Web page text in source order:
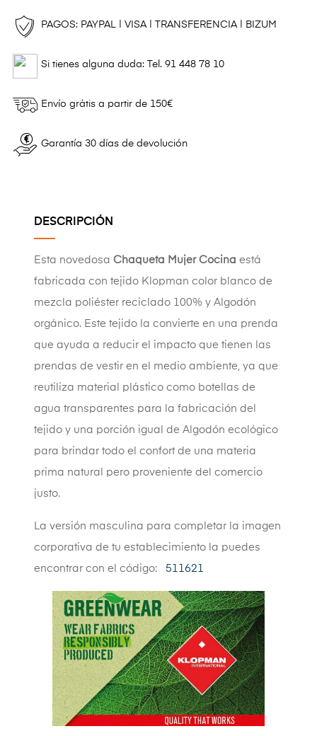
PAGOS: PAYPAL | VISA | TRANSFERENCIA | BIZUM
Si tienes alguna duda: Tel. 91 448 78 10
Envío grátis a partir de 150€
Garantía 30 días de devolución
DESCRIPCIÓN
Esta novedosa Chaqueta Mujer Cocina está
fabricada con tejido Klopman color blanco de
mezcla poliéster reciclado 100% y Algodón
orgánico. Este tejido la convierte en una prenda
que ayuda a reducir el impacto que tienen las
prendas de vestir en el medio ambiente, ya que
reutiliza material plástico como botellas de
agua transparentes para la fabricación del
tejido y una porción igual de Algodón ecológico
para brindar todo el confort de una materia
prima natural pero proveniente del comercio
justo.
La versión masculina para completar la imagen
corporativa de tu establecimiento la puedes
encontrar con el código:
511621